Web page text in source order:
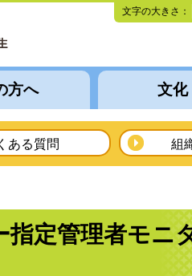
本
文
動
文字の大きさ：
方へ 文化
ある質問 組
指定管理者モニ